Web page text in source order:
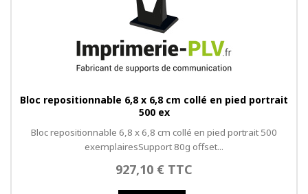
Bloc repositionnable 6,8 x 6,8 cm collé en pied portrait
500 ex
Bloc repositionnable 6,8 x 6,8 cm collé en pied portrait 500
exemplairesSupport 80g offset...
927,10 € TTC